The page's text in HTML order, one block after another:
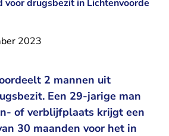
voor drugsbezit in Lichtenvoorde
2023
2 mannen uit
Een 29-jarige man
of verblijfplaats krijgt een
30 maanden voor het in